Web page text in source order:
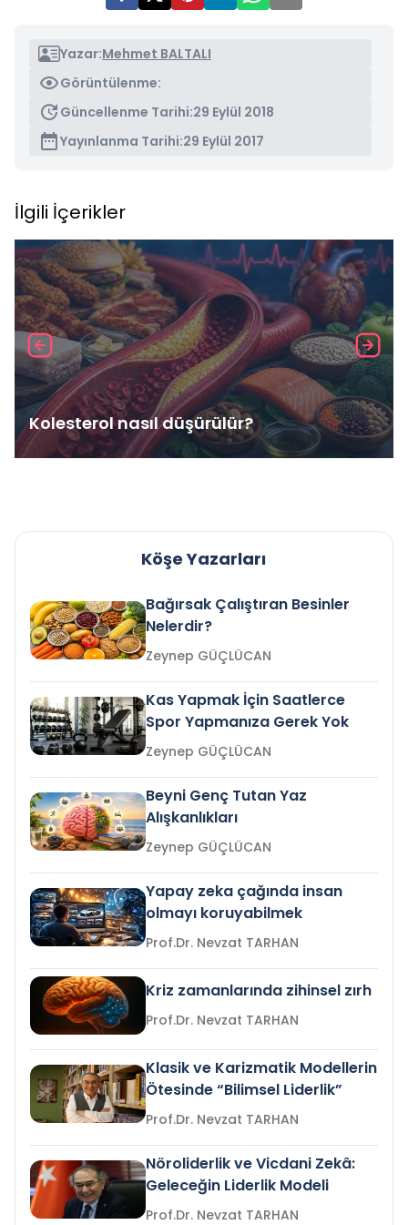
Yazar:Mehmet BALTALI
Görüntülenme:
Güncellenme Tarihi:29 Eylül 2018
Yayınlanma Tarihi:29 Eylül 2017
İlgili İçerikler
Kolesterol nasıl düşürülür?
Köşe Yazarları
Bağırsak Çalıştıran Besinler
Nelerdir?
Zeynep GÜÇLÜCAN
Kas Yapmak İçin Saatlerce
Spor Yapmanıza Gerek Yok
Zeynep GÜÇLÜCAN
Beyni Genç Tutan Yaz
Alışkanlıkları
Zeynep GÜÇLÜCAN
Yapay zeka çağında insan
olmayı koruyabilmek
Prof.Dr. Nevzat TARHAN
Kriz zamanlarında zihinsel zırh
Prof.Dr. Nevzat TARHAN
Klasik ve Karizmatik Modellerin
Ötesinde “Bilimsel Liderlik”
Prof.Dr. Nevzat TARHAN
Nöroliderlik ve Vicdani Zekâ:
Geleceğin Liderlik Modeli
Prof.Dr. Nevzat TARHAN